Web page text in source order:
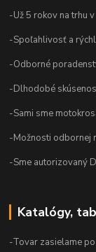
-Už 5 rokov na trhu v
-Spoľahlivosť a
-Odborné
-Dlhodobé
-Sami sme
-Možnosti odbornej
-Sme autorizovaný
Katalógy,
-Tovar zasielame